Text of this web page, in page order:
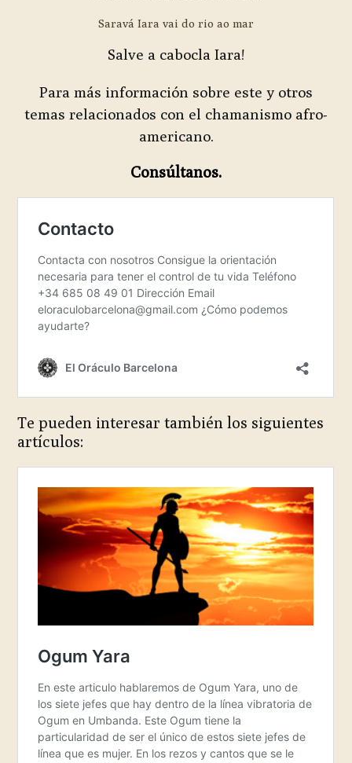
Saravá Iara vai do rio ao mar
Salve a cabocla Iara!
Para más información sobre este y otros
temas relacionados con el chamanismo afro-
americano.
Consúltanos.
Te pueden interesar también los siguientes
artículos: